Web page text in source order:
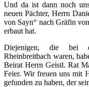
Und da ist dann noch
neuen Pächter, Herrn
von Sayn“ nach Gräfin
erbaut hat.
Diejenigen, die bei
Rheinbreitbach waren,
Beirat Herrn Geistl. Rat
Feier. Wir freuen uns mit
gefunden zu haben, der